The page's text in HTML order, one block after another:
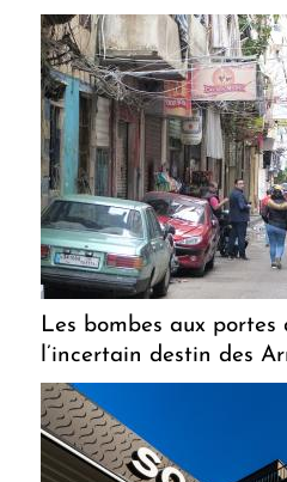
Les bombes aux
l’incertain destin des